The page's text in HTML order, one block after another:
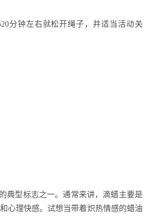
分钟左右就松开绳子，并适当活动关
典型标志之一。通常来讲，滴蜡主要是
心理快感。试想当带着炽热情感的蜡油